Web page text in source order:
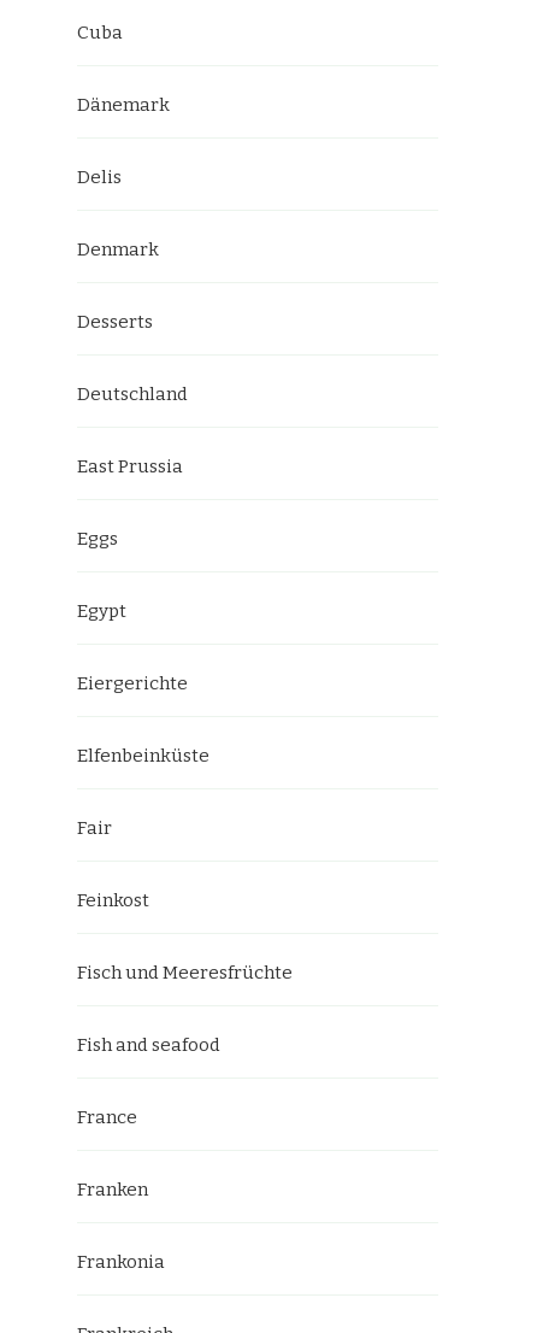
Cuba
Dänemark
Delis
Denmark
Desserts
Deutschland
East Prussia
Eggs
Egypt
Eiergerichte
Elfenbeinküste
Fair
Feinkost
Fisch und Meeresfrüchte
Fish and seafood
France
Franken
Frankonia